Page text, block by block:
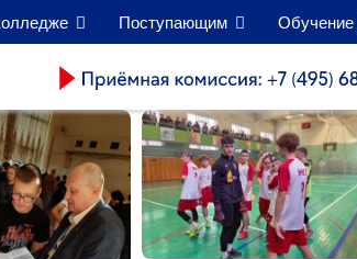
Поступающим Обучение